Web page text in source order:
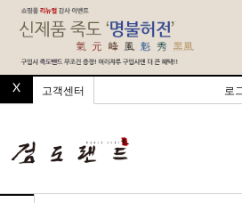
고객센터 로